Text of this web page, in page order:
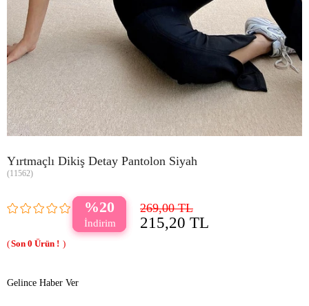
Yırtmaçlı Dikiş Detay Pantolon Siyah
(11562)
20 269,00 TL
215,20 TL
0
Gelince Haber Ver